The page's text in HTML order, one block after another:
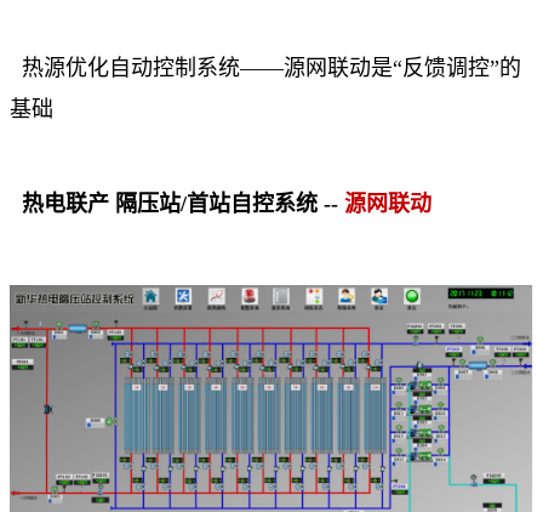
热源优化自动控制系统——源网联动是“反馈调控”的
基础
热电联产 隔压站/首站自控系统 -- 源网联动